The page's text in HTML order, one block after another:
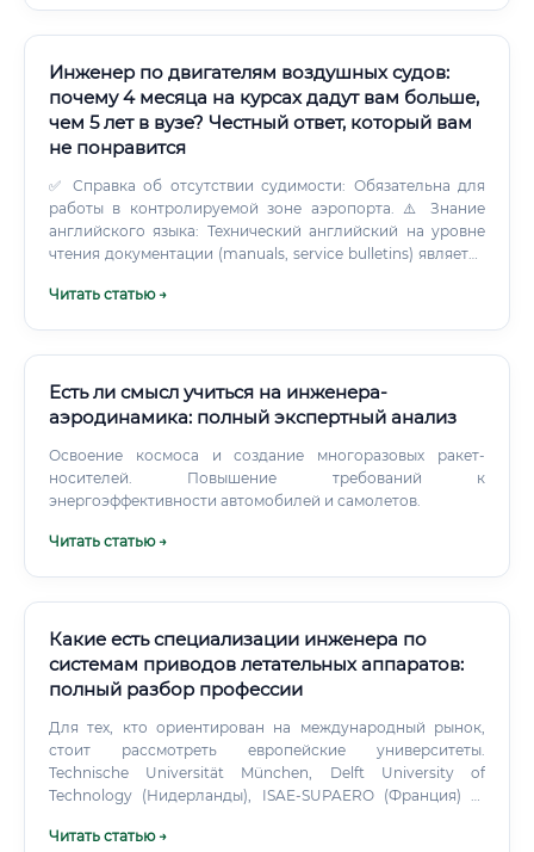
«ОДК-Климов» (Санкт-Петербург) КБ «Южное»,
«Двигатели НК» и другие структуры Ростеха В
международной практике: Rolls-Royce, GE Aviation, Pratt
& Whitney, Safran, MTU Aero Engines Смежные отрасли:
Космическая промышленность (ракетные двигатели)
Судостроение (газотурбинные установки) Энергетика
(газотурбинные электростанции) Уровень заработной
платы: от новичка до эксперта 💰 Одним из главных
вопросов при смене профессии или выборе
Инженер по двигателям воздушных судов:
почему 4 месяца на курсах дадут вам больше,
чем 5 лет в вузе? Честный ответ, который вам
не понравится
✅ Справка об отсутствии судимости: Обязательна для
работы в контролируемой зоне аэропорта. ⚠️ Знание
английского языка: Технический английский на уровне
чтения документации (manuals, service bulletins) является
Читать статью →
Есть ли смысл учиться на инженера-
аэродинамика: полный экспертный анализ
Освоение космоса и создание многоразовых ракет-
носителей. Повышение требований к
энергоэффективности автомобилей и самолетов.
Читать статью →
Какие есть специализации инженера по
системам приводов летательных аппаратов:
полный разбор профессии
Для тех, кто ориентирован на международный рынок,
стоит рассмотреть европейские университеты.
Technische Universität München, Delft University of
Technology (Нидерланды), ISAE-SUPAERO (Франция) —
Safran. Магистратура и повышение квалификации:
Читать статью →